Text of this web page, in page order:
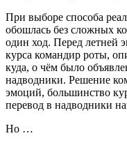
При выборе способа
обошлась без сложных
один ход. Перед летней
курса командир роты,
куда, о чём было
надводники. Решение
эмоций, большинство
перевод в надводники
Но …